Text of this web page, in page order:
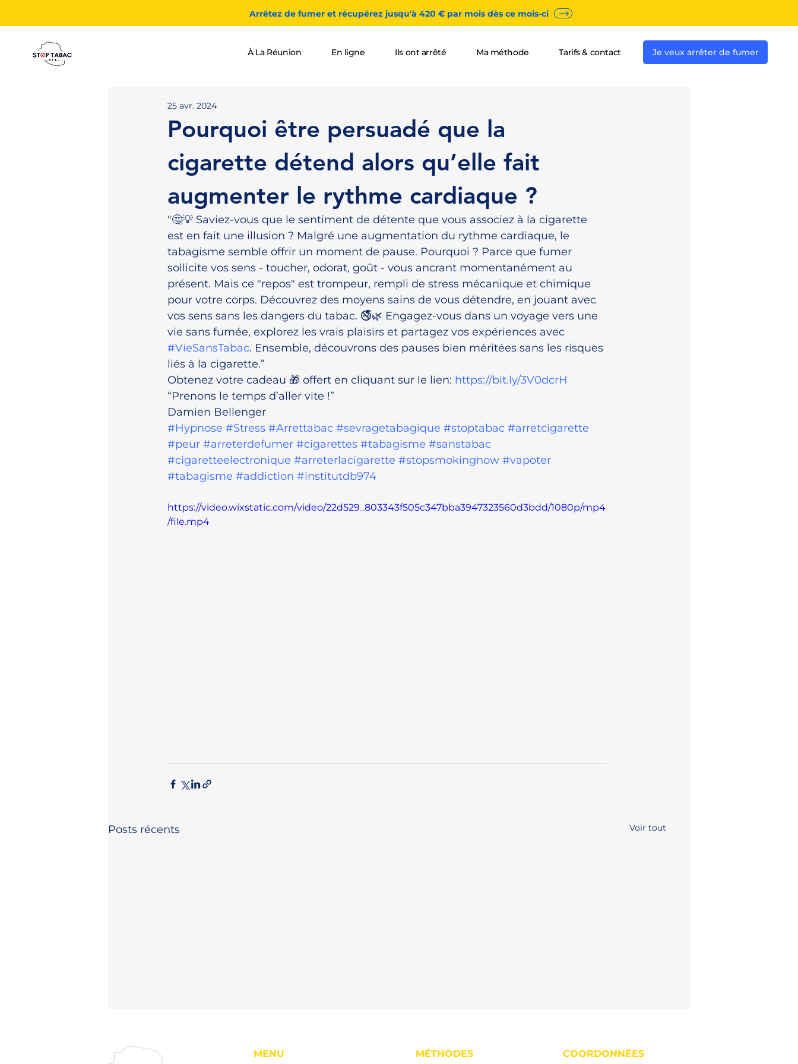
Arrêtez de fumer et récupérez jusqu'à 420 € par mois dès ce mois-ci
À La Réunion En ligne Ils ont arrêté Ma méthode Tarifs & contact Je veux arrêter de fumer
Pourquoi être persuadé que la
cigarette détend alors qu’elle fait
augmenter le rythme cardiaque ?
25 avr. 2024
"🤔💡 Saviez-vous que le sentiment de détente que vous associez à la cigarette
est en fait une illusion ? Malgré une augmentation du rythme cardiaque, le
tabagisme semble offrir un moment de pause. Pourquoi ? Parce que fumer
sollicite vos sens - toucher, odorat, goût - vous ancrant momentanément au
présent. Mais ce "repos" est trompeur, rempli de stress mécanique et chimique
pour votre corps. Découvrez des moyens sains de vous détendre, en jouant avec
vos sens sans les dangers du tabac. 🚭🌿 Engagez-vous dans un voyage vers une
vie sans fumée, explorez les vrais plaisirs et partagez vos expériences avec
#VieSansTabac. Ensemble, découvrons des pauses bien méritées sans les risques
liés à la cigarette.”
Obtenez votre cadeau 🎁 offert en cliquant sur le lien: https://bit.ly/3V0dcrH
“Prenons le temps d’aller vite !”
Damien Bellenger
#Hypnose #Stress #Arrettabac #sevragetabagique #stoptabac #arretcigarette
#peur #arreterdefumer #cigarettes #tabagisme #sanstabac
#cigaretteelectronique #arreterlacigarette #stopsmokingnow #vapoter
#tabagisme #addiction #institutdb974
https://video.wixstatic.com/video/22d529_803343f505c347bba3947323560d3bdd/1080p/mp4
/file.mp4
Posts récents Voir tout
MENU MÉTHODES COORDONNÉES